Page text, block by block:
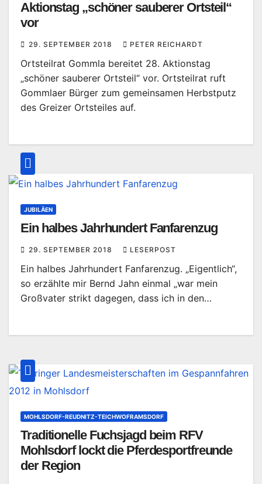
Aktionstag „schöner sauberer Ortsteil“
vor
29. SEPTEMBER 2018 PETER REICHARDT
Ortsteilrat Gommla bereitet 28. Aktionstag
„schöner sauberer Ortsteil“ vor. Ortsteilrat ruft
Gommlaer Bürger zum gemeinsamen Herbstputz
des Greizer Ortsteiles auf.
JUBILÄEN
Ein halbes Jahrhundert Fanfarenzug
29. SEPTEMBER 2018 LESERPOST
Ein halbes Jahrhundert Fanfarenzug. „Eigentlich“,
so erzählte mir Bernd Jahn einmal „war mein
Großvater strikt dagegen, dass ich in den…
MOHLSDORF-REUDNITZ-TEICHWOFRAMSDORF
Traditionelle Fuchsjagd beim RFV
Mohlsdorf lockt die Pferdesportfreunde
der Region